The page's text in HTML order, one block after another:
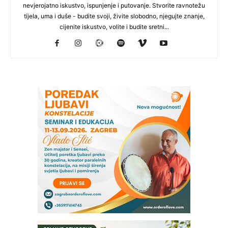
nevjerojatno iskustvo, ispunjenje i putovanje. Stvorite ravnotežu
tijela, uma i duše - budite svoji, živite slobodno, njegujte znanje,
cijenite iskustvo, volite i budite sretni...